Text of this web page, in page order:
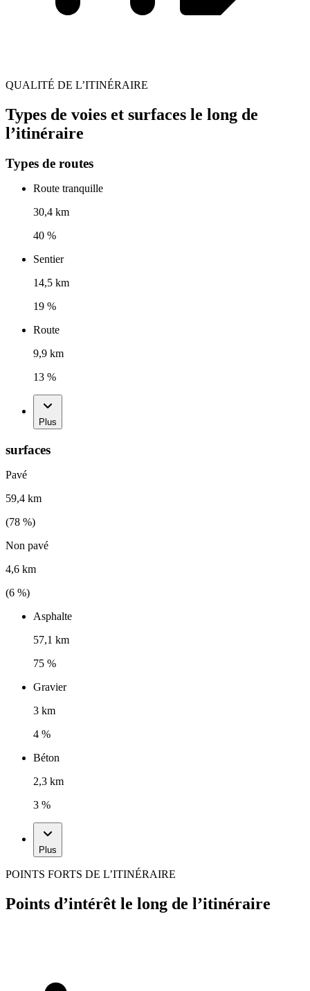
QUALITÉ DE L’ITINÉRAIRE
Types de voies et surfaces le long de
l’itinéraire
Types de routes
Route tranquille
30,4 km
40 %
Sentier
14,5 km
19 %
Route
9,9 km
13 %
Plus
surfaces
Pavé
59,4 km
(78 %)
Non pavé
4,6 km
(6 %)
Asphalte
57,1 km
75 %
Gravier
3 km
4 %
Béton
2,3 km
3 %
Plus
POINTS FORTS DE L’ITINÉRAIRE
Points d’intérêt le long de l’itinéraire